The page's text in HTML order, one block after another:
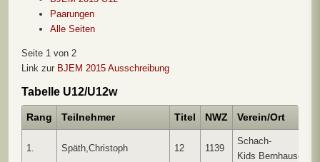
Paarungen
Alle Seiten
Seite 1 von 2
Link zur BJEM 2015 Ausschreibung
Tabelle U12/U12w
Rang Teilnehmer Titel NWZ Verein/Ort
1. Späth,Christoph 12 1139
Schach-
Kids Bernhausen